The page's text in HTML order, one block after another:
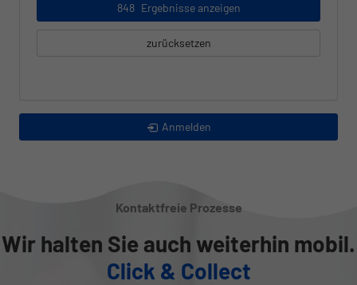
848 Ergebnisse anzeigen
zurücksetzen
Anmelden
Kontaktfreie Prozesse
Wir halten Sie auch weiterhin mobil.
Click & Collect